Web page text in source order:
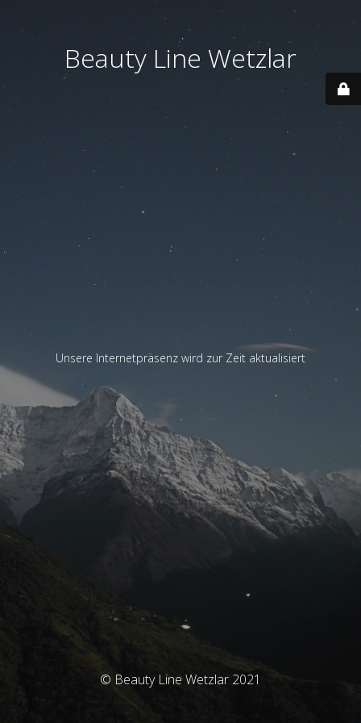
Beauty Line Wetzlar
Unsere Internetpräsenz wird zur Zeit aktualisiert
© Beauty Line Wetzlar 2021